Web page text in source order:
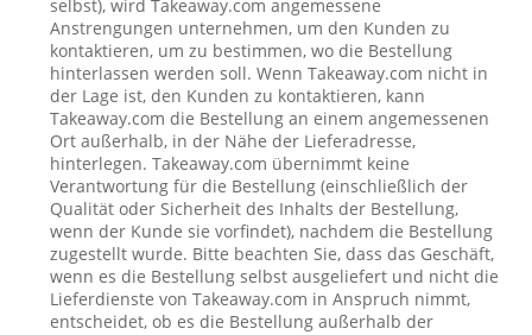
selbst), wird Takeaway.com angemessene
Anstrengungen unternehmen, um den Kunden zu
kontaktieren, um zu bestimmen, wo die Bestellung
hinterlassen werden soll. Wenn Takeaway.com nicht in
der Lage ist, den Kunden zu kontaktieren, kann
Takeaway.com die Bestellung an einem angemessenen
Ort außerhalb, in der Nähe der Lieferadresse,
hinterlegen. Takeaway.com übernimmt keine
Verantwortung für die Bestellung (einschließlich der
Qualität oder Sicherheit des Inhalts der Bestellung,
wenn der Kunde sie vorfindet), nachdem die Bestellung
zugestellt wurde. Bitte beachten Sie, dass das Geschäft,
wenn es die Bestellung selbst ausgeliefert und nicht die
Lieferdienste von Takeaway.com in Anspruch nimmt,
entscheidet, ob es die Bestellung außerhalb der